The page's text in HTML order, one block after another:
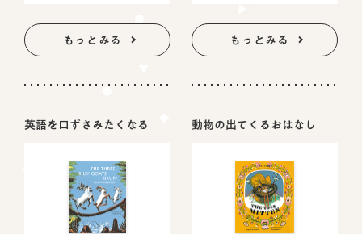
もっとみる もっとみる
英語を口ずさみたくなる 動物の出てくるおはなし